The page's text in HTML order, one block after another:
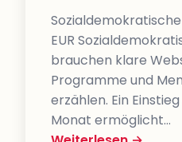
EUR
brauchen klare
Programme und
erzählen. Ein
Monat ermöglicht…